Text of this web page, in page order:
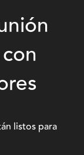
listos para